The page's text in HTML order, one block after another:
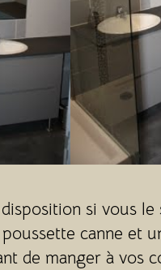
si vous
canne et
de manger à vos